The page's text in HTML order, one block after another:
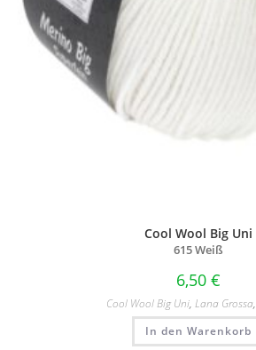
Cool Wool Big Uni
615 Weiß
6,50 €
Cool Wool Big Uni, Lana Grossa,
In den Warenkorb